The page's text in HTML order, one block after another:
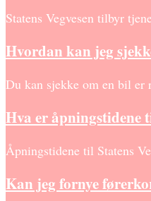
Statens Vegvesen tilbyr
Hvordan kan jeg
Du kan sjekke om en bil er
Hva er åpningstidene
Åpningstidene til Statens
Kan jeg fornye